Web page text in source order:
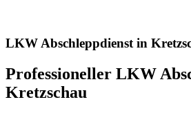
LKW Abschleppdienst in
Professioneller LKW
Kretzschau